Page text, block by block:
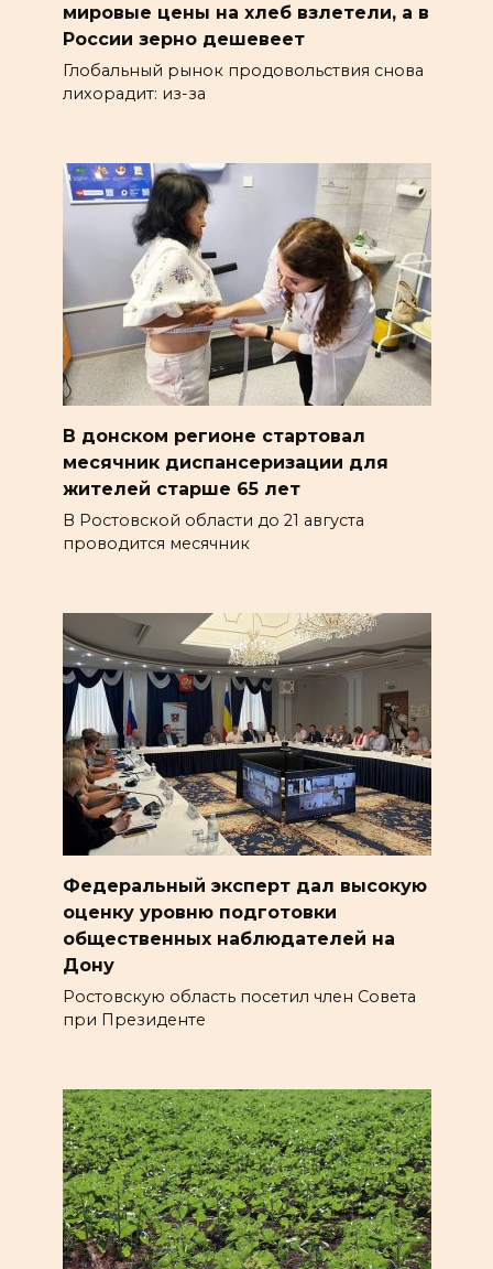
мировые цены на хлеб взлетели, а в
России зерно дешевеет
Глобальный рынок продовольствия снова
лихорадит: из-за
В донском регионе стартовал
месячник диспансеризации для
жителей старше 65 лет
В Ростовской области до 21 августа
проводится месячник
Федеральный эксперт дал высокую
оценку уровню подготовки
общественных наблюдателей на
Дону
Ростовскую область посетил член Совета
при Президенте